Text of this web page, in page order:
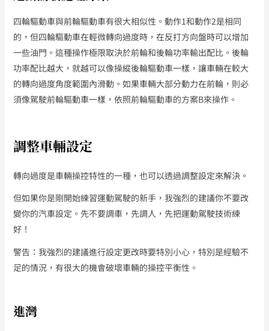
四輪驅動車與前輪驅動車有很大相似性。動作1和動作2是相同
的，但四輪驅動車在輕微轉向過度時，在反打方向盤時可以增加
一些油門。這種操作極限取決於前輪和後輪功率輸出配比。後輪
功率配比越大，就越可以像操縱後輪驅動車一樣，讓車輛在較大
的轉向過度角度範圍內滑動。如果車輛大部分動力在前輪，則必
須像駕駛前輪驅動車一樣，依照前輪驅動車的方案B來操作。
調整車輛設定
轉向過度是車輛操控特性的一種，也可以透過調整設定來解決。
但如果你是剛開始練習運動駕駛的新手，我強烈的建議你不要改
變你的汽車設定。先不要調車，先調人，先把運動駕駛技術練
好！
警告：我強烈的建議進行設定更改時要特別小心，特別是經驗不
足的情況，有很大的機會破壞車輛的操控平衡性。
進灣